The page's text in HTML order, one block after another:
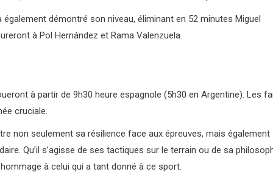
démontré son niveau, éliminant en 52 minutes Miguel
à Pol Hernández et Rama Valenzuela.
à partir de 9h30 heure espagnole (5h30 en Argentine). Les
cruciale.
non seulement sa résilience face aux épreuves, mais également
Qu’il s’agisse de ses tactiques sur le terrain ou de sa
à celui qui a tant donné à ce sport.